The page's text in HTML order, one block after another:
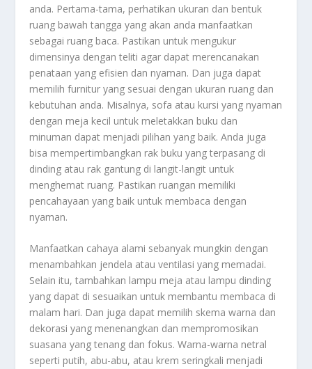
anda. Pertama-tama, perhatikan ukuran dan bentuk
ruang bawah tangga yang akan anda manfaatkan
sebagai ruang baca. Pastikan untuk mengukur
dimensinya dengan teliti agar dapat merencanakan
penataan yang efisien dan nyaman. Dan juga dapat
memilih furnitur yang sesuai dengan ukuran ruang dan
kebutuhan anda. Misalnya, sofa atau kursi yang nyaman
dengan meja kecil untuk meletakkan buku dan
minuman dapat menjadi pilihan yang baik. Anda juga
bisa mempertimbangkan rak buku yang terpasang di
dinding atau rak gantung di langit-langit untuk
menghemat ruang. Pastikan ruangan memiliki
pencahayaan yang baik untuk membaca dengan
nyaman.
Manfaatkan cahaya alami sebanyak mungkin dengan
menambahkan jendela atau ventilasi yang memadai.
Selain itu, tambahkan lampu meja atau lampu dinding
yang dapat di sesuaikan untuk membantu membaca di
malam hari. Dan juga dapat memilih skema warna dan
dekorasi yang menenangkan dan mempromosikan
suasana yang tenang dan fokus. Warna-warna netral
seperti putih, abu-abu, atau krem seringkali menjadi